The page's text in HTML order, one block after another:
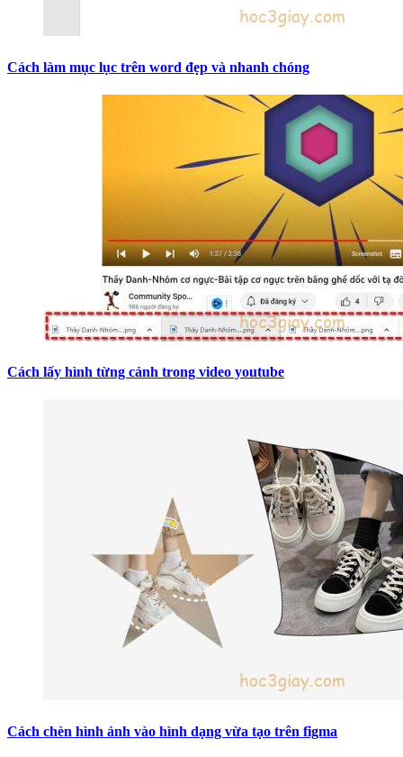
Cách làm mục lục trên word đẹp và nhanh chóng
Cách lấy hình từng cảnh trong video youtube
Cách chèn hình ảnh vào hình dạng vừa tạo trên figma